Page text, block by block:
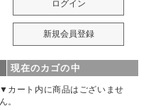
現在のカゴの中
▼カート内に商品はございませ
ん。